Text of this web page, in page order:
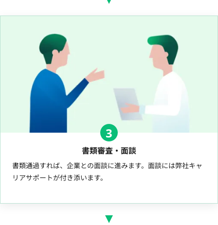
3
書類審査・面談
書類通過すれば、企業との面談に進みます。面談には弊社キャ
リアサポートが付き添います。